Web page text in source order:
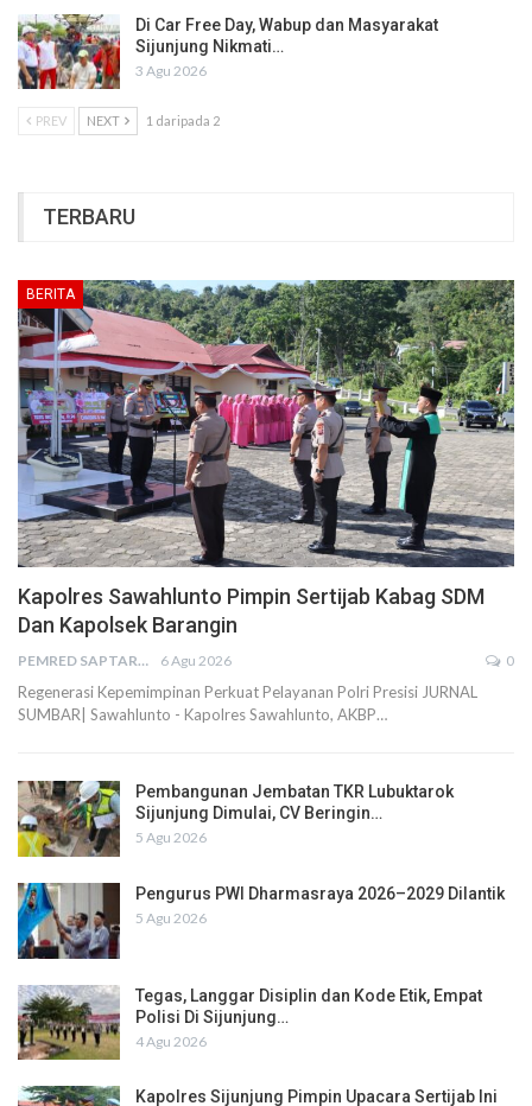
Di Car Free Day, Wabup dan Masyarakat
Sijunjung Nikmati…
3 Agu 2026
PREV NEXT 1 daripada 2
TERBARU
BERITA
Kapolres Sawahlunto Pimpin Sertijab Kabag SDM
Dan Kapolsek Barangin
PEMRED SAPTARIUS 6 Agu 2026 0
Regenerasi Kepemimpinan Perkuat Pelayanan Polri Presisi JURNAL
SUMBAR| Sawahlunto - Kapolres Sawahlunto, AKBP…
Pembangunan Jembatan TKR Lubuktarok
Sijunjung Dimulai, CV Beringin…
5 Agu 2026
Pengurus PWI Dharmasraya 2026–2029 Dilantik
5 Agu 2026
Tegas, Langgar Disiplin dan Kode Etik, Empat
Polisi Di Sijunjung…
4 Agu 2026
Kapolres Sijunjung Pimpin Upacara Sertijab Ini